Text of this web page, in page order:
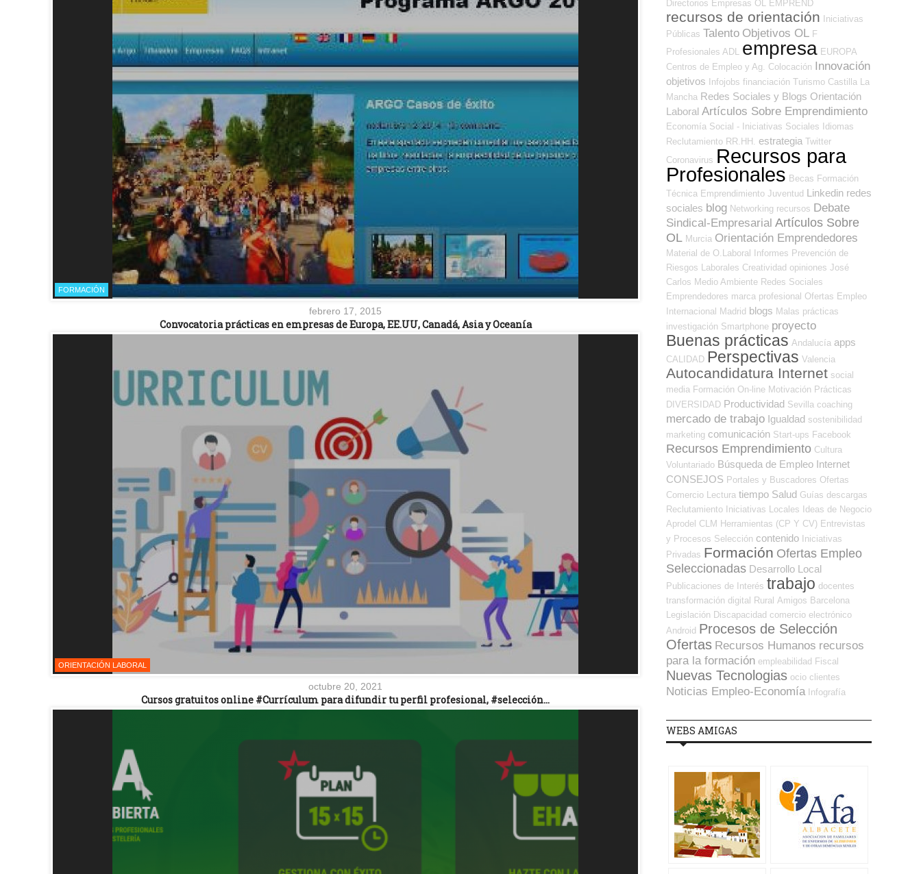
FORMACIÓN
febrero 17, 2015
Convocatoria prácticas en empresas de Europa, EE.UU, Canadá, Asia y Oceanía
ORIENTACIÓN LABORAL
octubre 20, 2021
Cursos gratuitos online #Currículum para difundir tu perfil profesional, #selección…
Directorios Empresas OL EMPREND
recursos de orientación
Iniciativas
Públicas Talento Objetivos OL F
Profesionales ADL
empresa EUROPA
Centros de Empleo y Ag. Colocación Innovación
objetivos Infojobs financiación Turismo Castilla La
Mancha Redes Sociales y Blogs Orientación
Laboral Artículos Sobre Emprendimiento
Economía Social - Iniciativas Sociales
Idiomas
Reclutamiento RR.HH.
estrategia Twitter
Coronavirus Recursos para
Profesionales Becas Formación
Técnica Emprendimiento Juventud Linkedin redes
sociales blog Networking recursos Debate
Sindical-Empresarial Artículos Sobre
OL Murcia Orientación Emprendedores
Material de O.Laboral Informes Prevención de
Riesgos Laborales Creatividad opiniones José
Carlos Medio Ambiente Redes Sociales
Emprendedores marca profesional Ofertas Empleo
Internacional
Madrid blogs Malas prácticas
investigación Smartphone proyecto
Buenas prácticas Andalucía apps
CALIDAD Perspectivas Valencia
Autocandidatura Internet social
media Formación On-line Motivación Prácticas
DIVERSIDAD Productividad Sevilla coaching
mercado de trabajo Igualdad sostenibilidad
marketing comunicación Start-ups Facebook
Recursos Emprendimiento Cultura
Voluntariado Búsqueda de Empleo Internet
CONSEJOS Portales y Buscadores Ofertas
Comercio
Lectura tiempo Salud Guías descargas
Reclutamiento Iniciativas Locales
Ideas de Negocio
Aprodel CLM Herramientas (CP Y CV) Entrevistas
y Procesos Selección contenido Iniciativas
Privadas Formación Ofertas Empleo
Seleccionadas Desarrollo Local
Publicaciones de Interés trabajo docentes
transformación digital
Rural Amigos Barcelona
Legislación Discapacidad comercio electrónico
Android Procesos de Selección
Ofertas Recursos Humanos recursos
para la formación empleabilidad Fiscal
Nuevas Tecnologias ocio clientes
Noticias Empleo-Economía Infografía
WEBS AMIGAS